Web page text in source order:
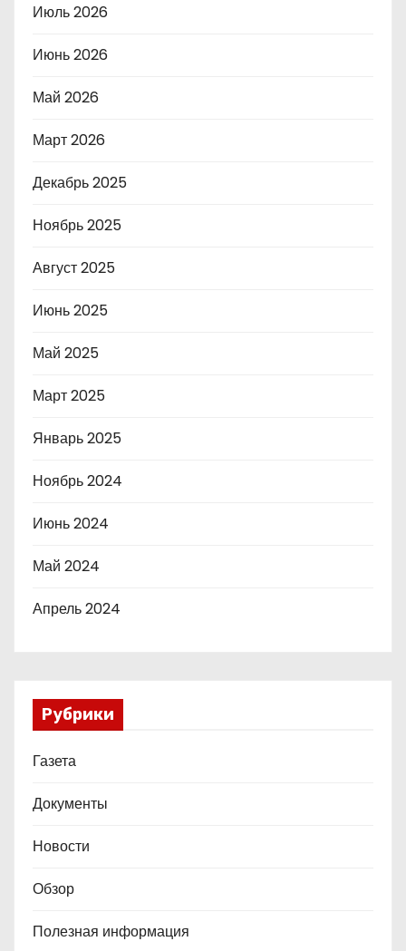
Июль 2026
Июнь 2026
Май 2026
Март 2026
Декабрь 2025
Ноябрь 2025
Август 2025
Июнь 2025
Май 2025
Март 2025
Январь 2025
Ноябрь 2024
Июнь 2024
Май 2024
Апрель 2024
Рубрики
Газета
Документы
Новости
Обзор
Полезная информация